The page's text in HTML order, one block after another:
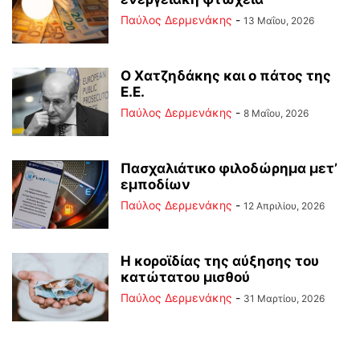
Παύλος Δερμενάκης - 13 Μαΐου, 2026
Ο Χατζηδάκης και ο πάτος της
Ε.Ε.
Παύλος Δερμενάκης - 8 Μαΐου, 2026
Πασχαλιάτικο φιλοδώρημα μετ’
εμποδίων
Παύλος Δερμενάκης - 12 Απριλίου, 2026
Η κοροϊδίας της αύξησης του
κατώτατου μισθού
Παύλος Δερμενάκης - 31 Μαρτίου, 2026